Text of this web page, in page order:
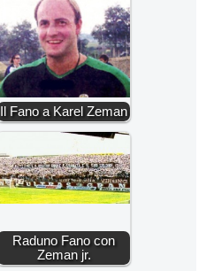
Il Fano a Karel Zeman
Raduno Fano con
Zeman jr.